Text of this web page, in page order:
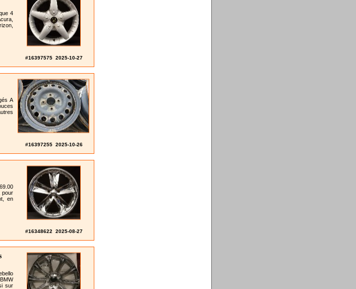
4
#16397575 2025-10-27
A
#16397255 2025-10-26
pour
en
#16348622 2025-08-27
sur